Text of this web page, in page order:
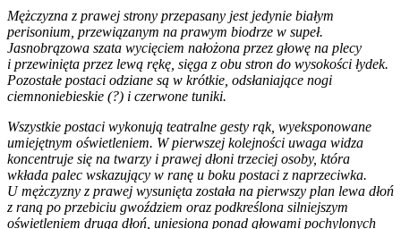
Mężczyzna z prawej strony przepasany jest jedynie białym
perisonium, przewiązanym na prawym biodrze w supeł.
Jasnobrązowa szata wycięciem nałożona przez głowę na plecy
i przewinięta przez lewą rękę, sięga z obu stron do wysokości łydek.
Pozostałe postaci odziane są w krótkie, odsłaniające nogi
ciemnoniebieskie (?) i czerwone tuniki.
Wszystkie postaci wykonują teatralne gesty rąk, wyeksponowane
umiejętnym oświetleniem. W pierwszej kolejności uwaga widza
koncentruje się na twarzy i prawej dłoni trzeciej osoby, która
wkłada palec wskazujący w ranę u boku postaci z naprzeciwka.
U mężczyzny z prawej wysunięta została na pierwszy plan lewa dłoń
z raną po przebiciu gwoździem oraz podkreślona silniejszym
oświetleniem druga dłoń, uniesiona ponad głowami pochylonych